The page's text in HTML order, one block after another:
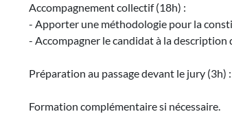
Accompagnement collectif (18h) :
- Apporter une méthodologie pour la
- Accompagner le candidat à la
Préparation au passage devant le jury
Formation complémentaire si nécessaire.